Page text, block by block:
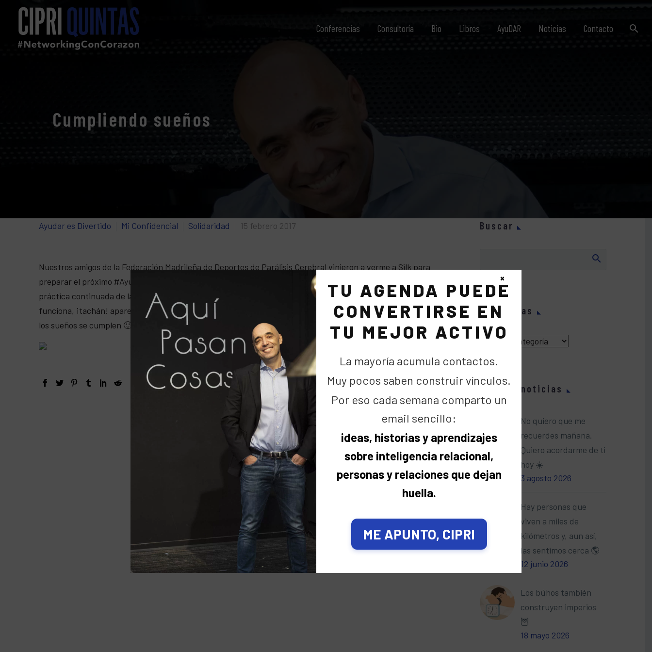
Conferencias Consultoría Bio Libros AyuDAR Noticias Contacto
Cumpliendo sueños
Ayudar es Divertido Mi Confidencial Solidaridad 15 febrero 2017
Nuestros amigos de la Federación Madrileña de Deportes de Parálisis Cerebral vinieron a verme a Silk para
preparar el próximo #AyudarEsDivertido de la
que ayudará a financiar el acceso a la
práctica continuada de la actividad física y el deporte. Y como a veces, si se desea con mucha fuerza, la magia
funciona, ¡tachán! apareció Sergio Ramos!!!! … y nos convertimos en espectadores de primera fila viendo cómo
los sueños se cumplen 🙂 Os esperamos a todos el día 2 de Marzo en #AyudarEsDivertido <3
Buscar
Categorías
Categorías
Últimas noticias
No quiero que me
recuerdes mañana.
Quiero acordarme de ti
hoy ☀️
3 agosto 2026
Hay personas que
viven a miles de
kilómetros y, aun así,
las sentimos cerca 🌎
12 junio 2026
Los búhos también
construyen imperios
🦉
18 mayo 2026
TU AGENDA PUEDE
CONVERTIRSE EN
TU MEJOR ACTIVO
La mayoría acumula contactos.
Muy pocos saben construir vínculos.
Por eso cada semana comparto un
email sencillo:
ideas, historias y aprendizajes
sobre inteligencia relacional,
personas y relaciones que dejan
huella.
ME APUNTO, CIPRI
×